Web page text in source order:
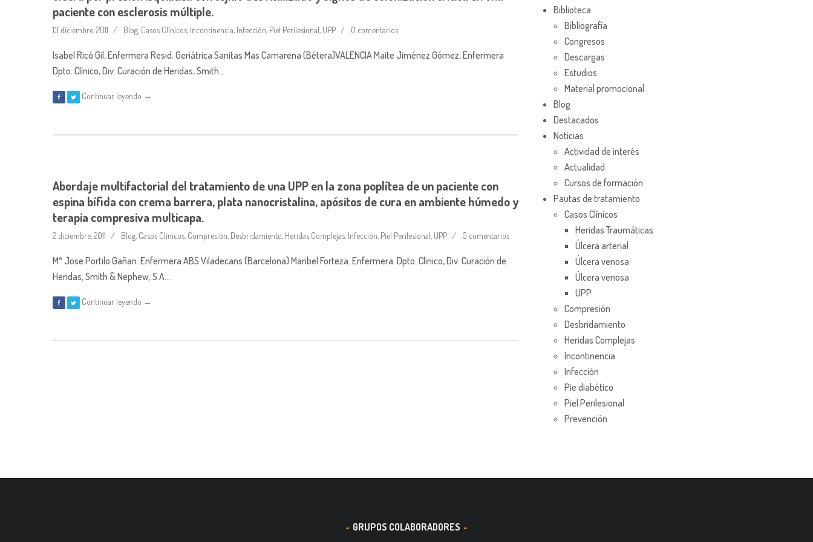
paciente con esclerosis múltiple.
13 diciembre, 2011 Blog, Casos Clínicos, Incontinencia, Infección, Piel Perilesional, UPP 0 comentarios
Isabel Ricó Gil, Enfermera Resid. Geriátrica Sanitas Mas Camarena (Bétera)VALENCIA Maite Jiménez Gómez, Enfermera
Dpto. Clínico, Div. Curación de Heridas, Smith…
Continuar leyendo →
Abordaje multifactorial del tratamiento de una UPP en la zona poplítea de un paciente con
espina bífida con crema barrera, plata nanocristalina, apósitos de cura en ambiente húmedo y
terapia compresiva multicapa.
2 diciembre, 2011 Blog, Casos Clínicos, Compresión, Desbridamiento, Heridas Complejas, Infección, Piel Perilesional, UPP 0 comentarios
Mº Jose Portilo Gañan. Enfermera ABS Viladecans (Barcelona) Maribel Forteza. Enfermera. Dpto. Clínico, Div. Curación de
Heridas, Smith & Nephew, S.A….
Continuar leyendo →
Biblioteca
Bibliografía
Congresos
Descargas
Estudios
Material promocional
Blog
Destacados
Noticias
Actividad de interés
Actualidad
Cursos de formación
Pautas de tratamiento
Casos Clínicos
Heridas Traumáticas
Úlcera arterial
Úlcera venosa
Úlcera venosa
UPP
Compresión
Desbridamiento
Heridas Complejas
Incontinencia
Infección
Pie diabético
Piel Perilesional
Prevención
GRUPOS COLABORADORES